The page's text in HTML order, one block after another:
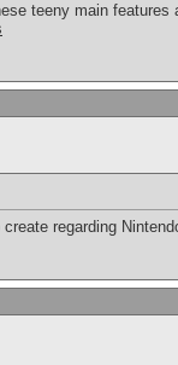
teeny main
regarding